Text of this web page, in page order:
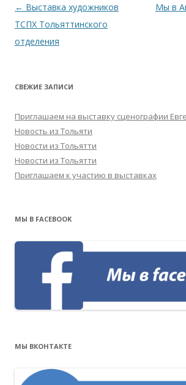
Навигация
по
записям
← Выставка художников
ТСПХ Тольяттинского
отделения
Мы в
СВЕЖИЕ ЗАПИСИ
Приглашаем на выставку сценографии
Новость из Тольяти
Новости из Тольятти
Новости из Тольятти
Приглашаем к участию в выставках
МЫ В FACEBOOK
МЫ ВКОНТАКТЕ